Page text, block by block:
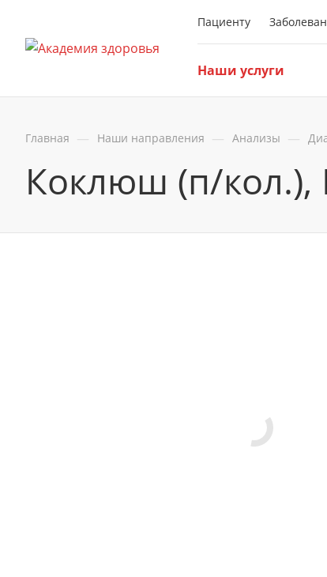
Пациенту
Наши услуги
Главная — Наши направления — Анализы —
Коклюш (п/